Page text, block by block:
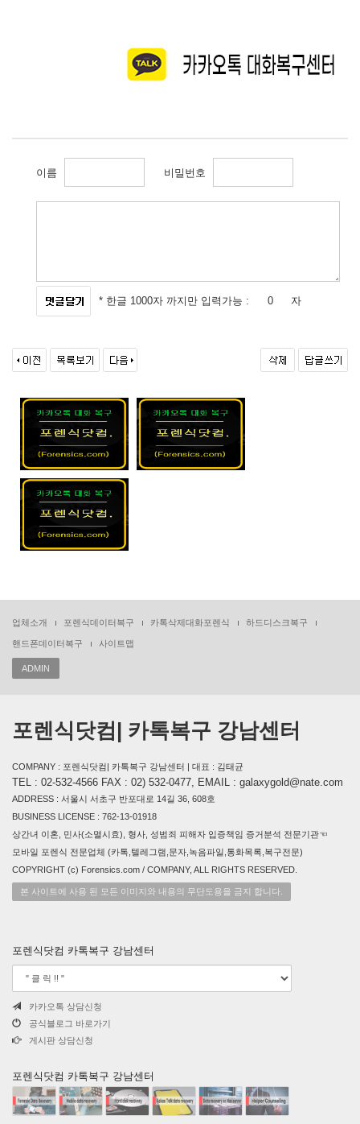
이름 비밀번호
* 한글 1000자 까지만 입력가능 : 자
업체소개 포렌식데이터복구 카톡삭제대화포렌식 하드디스크복구
핸드폰데이터복구 사이트맵
ADMIN
포렌식닷컴| 카톡복구 강남센터
COMPANY : 포렌식닷컴| 카톡복구 강남센터 | 대표 : 김태균
TEL : 02-532-4566 FAX : 02) 532-0477, EMAIL : galaxygold@nate.com
ADDRESS : 서울시 서초구 반포대로 14길 36, 608호
BUSINESS LICENSE : 762-13-01918
상간녀 이혼, 민사(소멸시효), 형사, 성범죄 피해자 입증책임 증거분석 전문기관☜
모바일 포렌식 전문업체 (카톡,텔레그램,문자,녹음파일,통화목록,복구전문)
COPYRIGHT (c) Forensics.com / COMPANY, ALL RIGHTS RESERVED.
본 사이트에 사용 된 모든 이미지와 내용의 무단도용을 금지 합니다.
포렌식닷컴 카톡복구 강남센터
카카오톡 상담신청
공식블로그 바로가기
게시판 상담신청
포렌식닷컴 카톡복구 강남센터